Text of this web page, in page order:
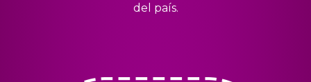
del país.